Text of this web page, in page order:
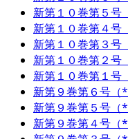
新第１０巻第５号
新第１０巻第４号
新第１０巻第３号
新第１０巻第２号
新第１０巻第１号
新第９巻第６号（*
新第９巻第５号（*
新第９巻第４号（*